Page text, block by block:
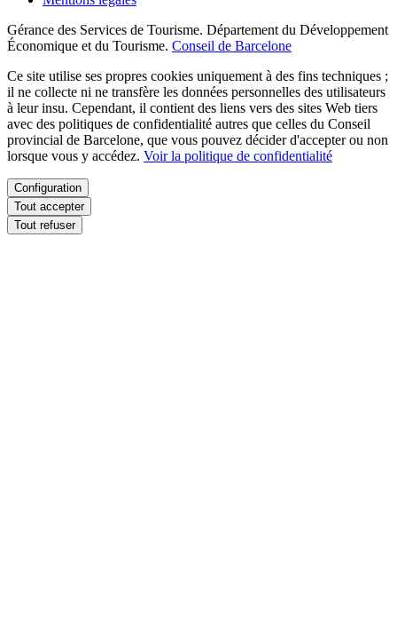
Gérance des Services de Tourisme. Département du Développement
Économique et du Tourisme. Conseil de Barcelone
Ce site utilise ses propres cookies uniquement à des fins techniques ;
il ne collecte ni ne transfère les données personnelles des utilisateurs
à leur insu. Cependant, il contient des liens vers des sites Web tiers
avec des politiques de confidentialité autres que celles du Conseil
provincial de Barcelone, que vous pouvez décider d'accepter ou non
lorsque vous y accédez. Voir la politique de confidentialité
Configuration
Tout accepter
Tout refuser